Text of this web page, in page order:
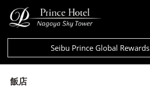
Seibu Prince Global Rewards
飯店